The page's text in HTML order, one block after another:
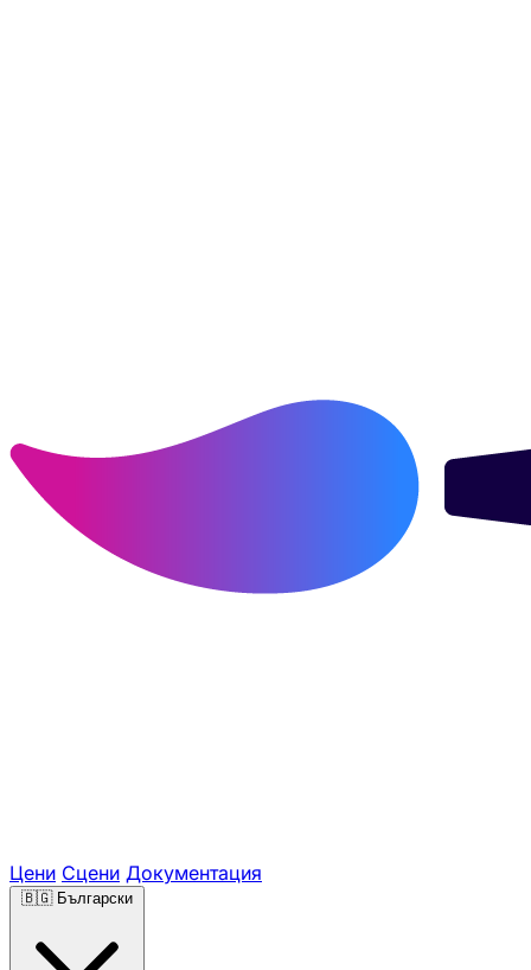
Цени Сцени Документация
🇧🇬 Български